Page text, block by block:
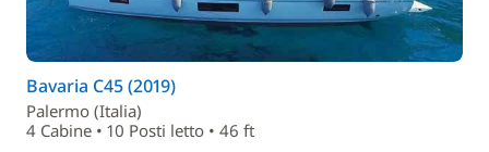
Bavaria C45 (2019)
Palermo (Italia)
4 Cabine • 10 Posti letto • 46 ft